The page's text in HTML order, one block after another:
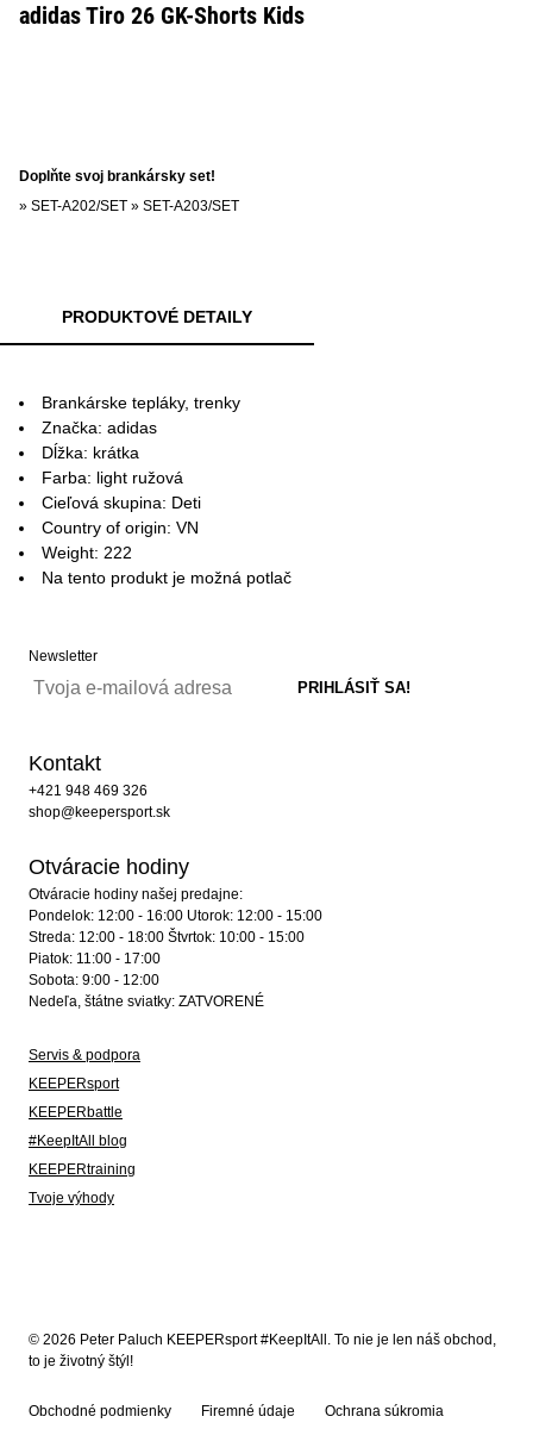
adidas Tiro 26 GK-Shorts Kids
Doplňte svoj brankársky set!
» SET-A202/SET » SET-A203/SET
PRODUKTOVÉ DETAILY
Brankárske tepláky, trenky
Značka: adidas
Dĺžka: krátka
Farba: light ružová
Cieľová skupina: Deti
Country of origin: VN
Weight: 222
Na tento produkt je možná potlač
Newsletter
Kontakt
+421 948 469 326
shop@keepersport.sk
Otváracie hodiny
Otváracie hodiny našej predajne:
Pondelok: 12:00 - 16:00 Utorok: 12:00 - 15:00
Streda: 12:00 - 18:00 Štvrtok: 10:00 - 15:00
Piatok: 11:00 - 17:00
Sobota: 9:00 - 12:00
Nedeľa, štátne sviatky: ZATVORENÉ
Servis & podpora
KEEPERsport
KEEPERbattle
#KeepItAll blog
KEEPERtraining
Tvoje výhody
© 2026 Peter Paluch KEEPERsport #KeepItAll. To nie je len náš obchod,
to je životný štýl!
Obchodné podmienky Firemné údaje Ochrana súkromia